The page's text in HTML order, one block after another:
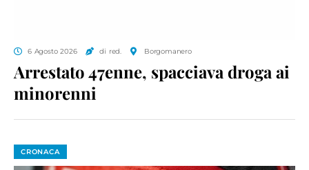
6 Agosto 2026 di red. Borgomanero
Arrestato 47enne, spacciava droga ai
minorenni
CRONACA